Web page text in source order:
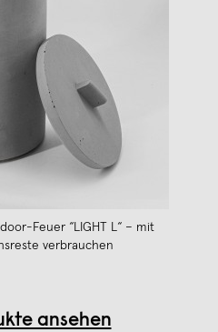
Feuer “LIGHT L“ – mit
verbrauchen
ansehen